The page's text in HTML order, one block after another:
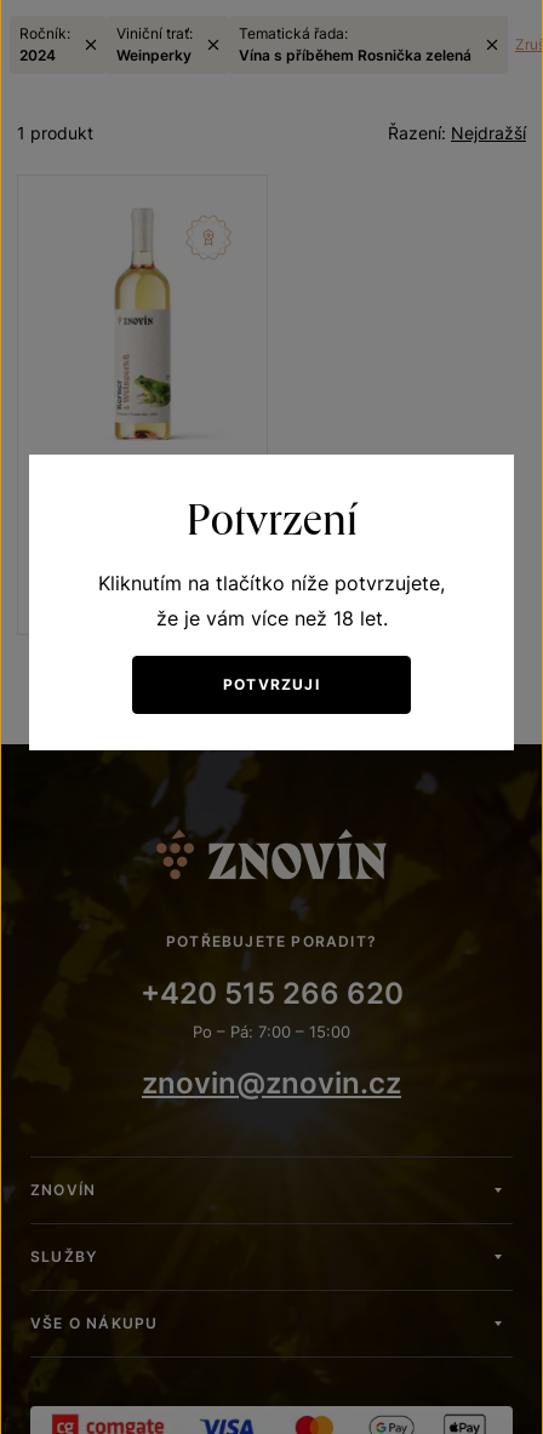
Ročník:
2024
Viniční trať:
Weinperky
Tematická řada:
Vína s příběhem Rosnička zelená
Nejdražší
Řazení:
1 produkt
Vína s příběhem Rosnička zelená
Šarže 4347
Kč
POTŘEBUJETE PORADIT?
+420 515 266 620
Po – Pá: 7:00 – 15:00
znovin@znovin.cz
ZNOVÍN
SLUŽBY
VŠE O NÁKUPU
Potvrzení
Kliknutím na tlačítko níže potvrzujete,
že je vám více než 18 let.
POTVRZUJI